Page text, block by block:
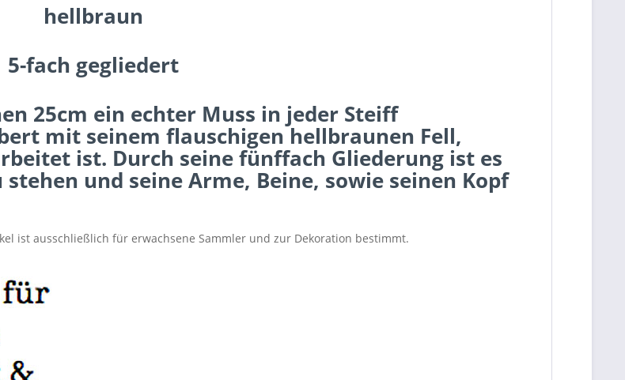
hellbraun
5-fach gegliedert
25cm ein echter Muss in jeder Steiff
mit seinem flauschigen hellbraunen Fell,
ist. Durch seine fünffach Gliederung ist es
und seine Arme, Beine, sowie seinen Kopf
ist ausschließlich für erwachsene Sammler und zur Dekoration bestimmt.